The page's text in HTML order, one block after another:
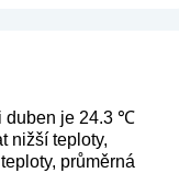
duben je 24.3 ℃
nižší teploty,
průměrná